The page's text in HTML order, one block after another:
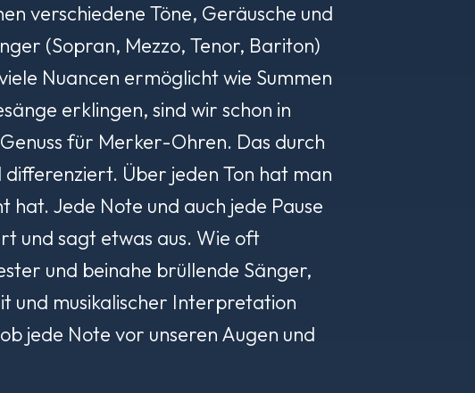
verschiedene Töne, Geräusche und
(Sopran, Mezzo, Tenor, Bariton)
Nuancen ermöglicht wie Summen
erklingen, sind wir schon in
für Merker-Ohren. Das durch
Über jeden Ton hat man
Jede Note und auch jede Pause
und sagt etwas aus. Wie oft
und beinahe brüllende Sänger,
und musikalischer Interpretation
jede Note vor unseren Augen und